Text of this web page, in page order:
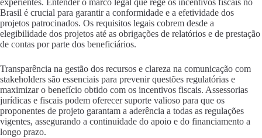
experientes. Entender o marco legal que rege os incentivos fiscais no
Brasil é crucial para garantir a conformidade e a efetividade dos
projetos patrocinados. Os requisitos legais cobrem desde a
elegibilidade dos projetos até as obrigações de relatórios e de prestação
de contas por parte dos beneficiários.
Transparência na gestão dos recursos e clareza na comunicação com
stakeholders são essenciais para prevenir questões regulatórias e
maximizar o benefício obtido com os incentivos fiscais. Assessorias
jurídicas e fiscais podem oferecer suporte valioso para que os
proponentes de projeto garantam a aderência a todas as regulações
vigentes, assegurando a continuidade do apoio e do financiamento a
longo prazo.